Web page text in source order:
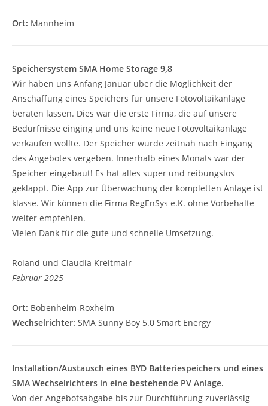
Ort: Mannheim
Speichersystem SMA Home Storage 9,8
Wir haben uns Anfang Januar über die Möglichkeit der
Anschaffung eines Speichers für unsere Fotovoltaikanlage
beraten lassen. Dies war die erste Firma, die auf unsere
Bedürfnisse einging und uns keine neue Fotovoltaikanlage
verkaufen wollte. Der Speicher wurde zeitnah nach Eingang
des Angebotes vergeben. Innerhalb eines Monats war der
Speicher eingebaut! Es hat alles super und reibungslos
geklappt. Die App zur Überwachung der kompletten Anlage ist
klasse. Wir können die Firma RegEnSys e.K. ohne Vorbehalte
weiter empfehlen.
Vielen Dank für die gute und schnelle Umsetzung.
Roland und Claudia Kreitmair
Februar 2025
Ort: Bobenheim-Roxheim
Wechselrichter: SMA Sunny Boy 5.0 Smart Energy
Installation/Austausch eines BYD Batteriespeichers und eines
SMA Wechselrichters in eine bestehende PV Anlage.
Von der Angebotsabgabe bis zur Durchführung zuverlässig